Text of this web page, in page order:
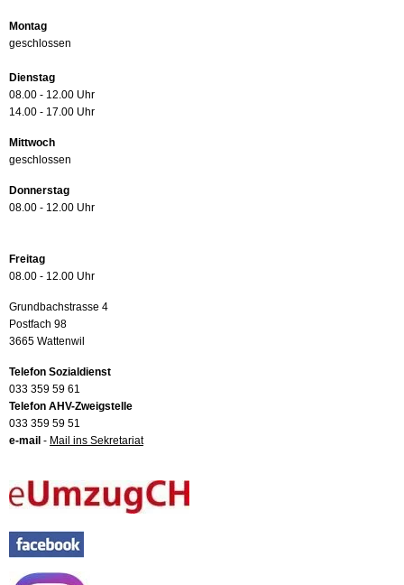
Montag
geschlossen
Dienstag
08.00 - 12.00 Uhr
14.00 - 17.00 Uhr
Mittwoch
geschlossen
Donnerstag
08.00 - 12.00 Uhr
Freitag
08.00 - 12.00 Uhr
Grundbachstrasse 4
Postfach 98
3665 Wattenwil
Telefon Sozialdienst
033 359 59 61
Telefon AHV-Zweigstelle
033 359 59 51
e-mail - Mail ins Sekretariat